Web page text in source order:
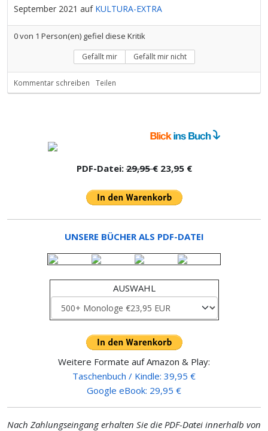
September 2021 auf KULTURA-EXTRA
0von 1 Person(en) gefiel diese Kritik
Gefällt mir Gefällt mir nicht
Kommentar schreiben Teilen
PDF-Datei:29,95 €23,95 €
UNSERE BÜCHER ALS PDF-DATEI
AUSWAHL
Weitere Formate auf Amazon & Play:
Taschenbuch / Kindle: 39,95 €
Google eBook: 29,95 €
Nach Zahlungseingang erhalten Sie die PDF-Datei innerhalb von